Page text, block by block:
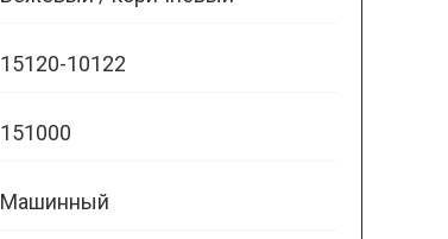
15120-10122
151000
Машинный